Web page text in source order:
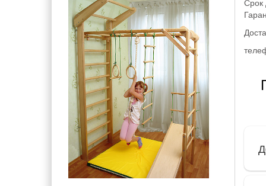
Игровые элементы на
площадку для малышей
Урны, арки и ограждения
Детские лавки и столики
Паровозики и Машинки на
детскую площадку
Срок